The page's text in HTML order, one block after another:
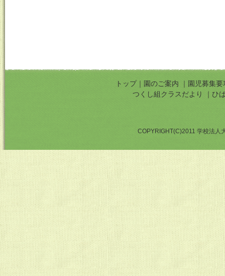
トップ｜ 園のご案内 ｜ 園児募集要
つくし組クラスだより
｜ ひ
COPYRIGHT(C)2011 学校法人